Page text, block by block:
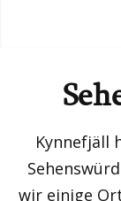
Kynnefjäll
wir einige